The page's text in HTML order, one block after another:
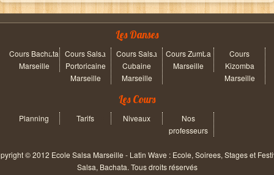
Les Danses
Cours Bachata
Marseille
Cours Salsa
Portoricaine
Marseille
Cours Salsa
Cubaine
Marseille
Cours Zumba
Marseille
Cours
Kizomba
Marseille
Les Cours
Planning Tarifs Niveaux
Nos
professeurs
© 2012 Ecole Salsa Marseille - Latin Wave : Ecole, Soirees, Stages et
Salsa, Bachata. Tous droits réservés